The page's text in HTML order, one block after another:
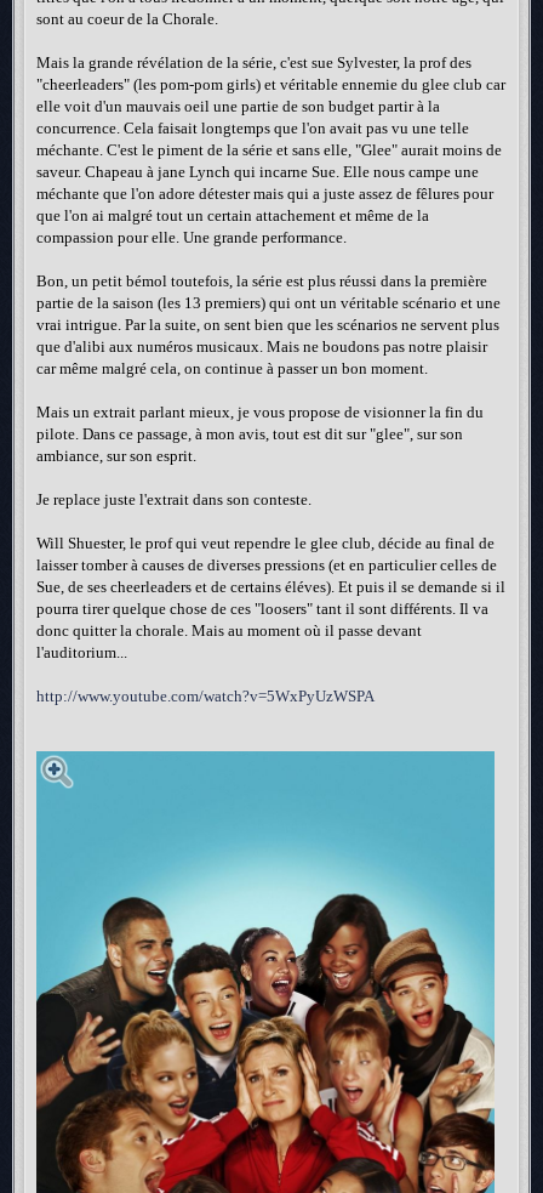
sont au coeur de la Chorale.
Mais la grande révélation de la série, c'est sue Sylvester, la prof des
"cheerleaders" (les pom-pom girls) et véritable ennemie du glee club car
elle voit d'un mauvais oeil une partie de son budget partir à la
concurrence. Cela faisait longtemps que l'on avait pas vu une telle
méchante. C'est le piment de la série et sans elle, "Glee" aurait moins de
saveur. Chapeau à jane Lynch qui incarne Sue. Elle nous campe une
méchante que l'on adore détester mais qui a juste assez de fêlures pour
que l'on ai malgré tout un certain attachement et même de la
compassion pour elle. Une grande performance.
Bon, un petit bémol toutefois, la série est plus réussi dans la première
partie de la saison (les 13 premiers) qui ont un véritable scénario et une
vrai intrigue. Par la suite, on sent bien que les scénarios ne servent plus
que d'alibi aux numéros musicaux. Mais ne boudons pas notre plaisir
car même malgré cela, on continue à passer un bon moment.
Mais un extrait parlant mieux, je vous propose de visionner la fin du
pilote. Dans ce passage, à mon avis, tout est dit sur "glee", sur son
ambiance, sur son esprit.
Je replace juste l'extrait dans son conteste.
Will Shuester, le prof qui veut rependre le glee club, décide au final de
laisser tomber à causes de diverses pressions (et en particulier celles de
Sue, de ses cheerleaders et de certains éléves). Et puis il se demande si il
pourra tirer quelque chose de ces "loosers" tant il sont différents. Il va
donc quitter la chorale. Mais au moment où il passe devant
l'auditorium...
http://www.youtube.com/watch?v=5WxPyUzWSPA